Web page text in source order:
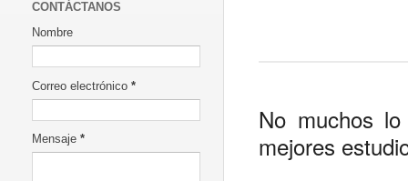
No muchos
mejores
CONTÁCTANOS
Nombre
Correo electrónico *
Mensaje *